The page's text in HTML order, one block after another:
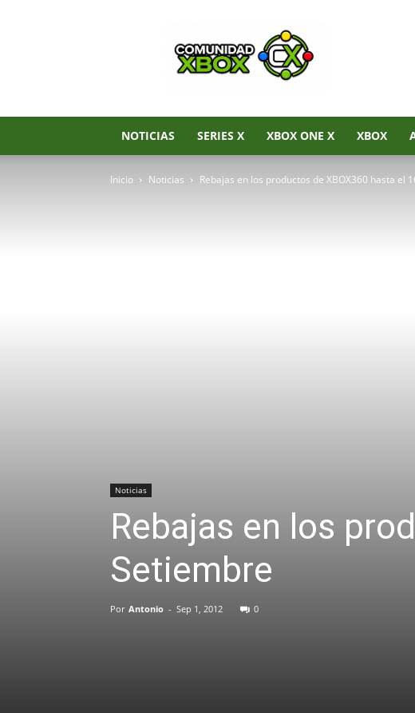
Noticias
de
Xbox
Series
Xbox
One
360
NOTICIAS SERIES X XBOX ONE X XBOX
Inicio Noticias Rebajas en los productos de XBOX360 hasta el
Noticias
Rebajas en los
Setiembre
Por Antonio - Sep 1, 2012 0